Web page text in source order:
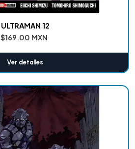
ULTRAMAN 12
$169.00 MXN
Ver detalles